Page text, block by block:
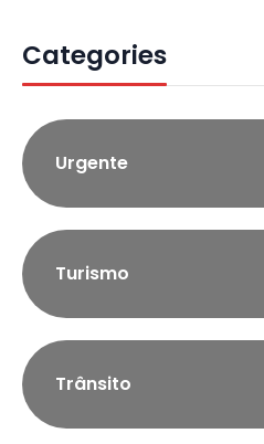
Categories
Urgente
Turismo
Trânsito